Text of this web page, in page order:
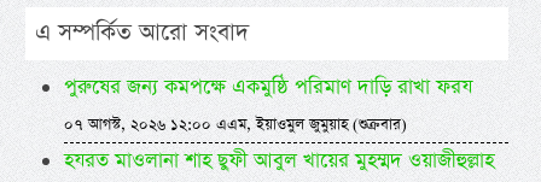
এ সম্পর্কিত আরো সংবাদ
পুরুষের জন্য কমপক্ষে একমুষ্ঠি পরিমাণ দাড়ি রাখা ফরয
০৭ আগস্ট, ২০২৬ ১২:০০ এএম, ইয়াওমুল জুমুয়াহ (শুক্রবার)
হযরত মাওলানা শাহ ছুফী আবুল খায়ের মুহম্মদ ওয়াজীহুল্লাহ